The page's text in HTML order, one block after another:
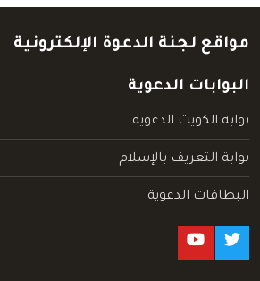
مواقع لجنة الدعوة الإلكترونية
البوابات الدعوية
بوابة الكويت الدعوية
بوابة التعريف بالإسلام
البطاقات الدعوية